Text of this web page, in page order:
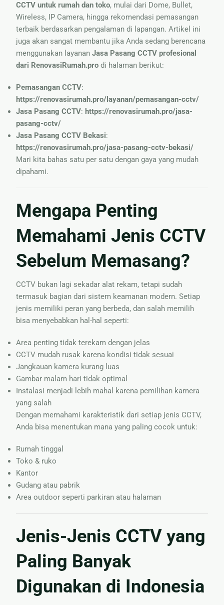
CCTV untuk rumah dan toko, mulai dari Dome, Bullet,
Wireless, IP Camera, hingga rekomendasi pemasangan
terbaik berdasarkan pengalaman di lapangan. Artikel ini
juga akan sangat membantu jika Anda sedang berencana
menggunakan layananJasa Pasang CCTV profesional
dari RenovasiRumah.pro di halaman berikut:
Pemasangan CCTV:
https://renovasirumah.pro/layanan/pemasangan-cctv/
Jasa Pasang CCTV: https://renovasirumah.pro/jasa-
pasang-cctv/
Jasa Pasang CCTV Bekasi:
https://renovasirumah.pro/jasa-pasang-cctv-bekasi/
Mari kita bahas satu per satu dengan gaya yang mudah
dipahami.
Mengapa Penting
Memahami Jenis CCTV
Sebelum Memasang?
CCTV bukan lagi sekadar alat rekam, tetapi sudah
termasuk bagian dari sistem keamanan modern. Setiap
jenis memiliki peran yang berbeda, dan salah memilih
bisa menyebabkan hal-hal seperti:
Area penting tidak terekam dengan jelas
CCTV mudah rusak karena kondisi tidak sesuai
Jangkauan kamera kurang luas
Gambar malam hari tidak optimal
Instalasi menjadi lebih mahal karena pemilihan kamera
yang salah
Dengan memahami karakteristik dari setiap jenis CCTV,
Anda bisa menentukan mana yang paling cocok untuk:
Rumah tinggal
Toko & ruko
Kantor
Gudang atau pabrik
Area outdoor seperti parkiran atau halaman
Jenis-Jenis CCTV yang
Paling Banyak
Digunakan di Indonesia